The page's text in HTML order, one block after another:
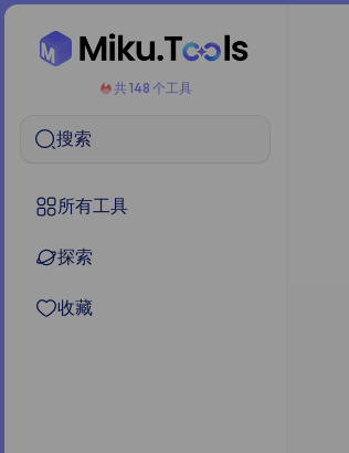
共 148 个工具
搜索
所有工具
探索
收藏